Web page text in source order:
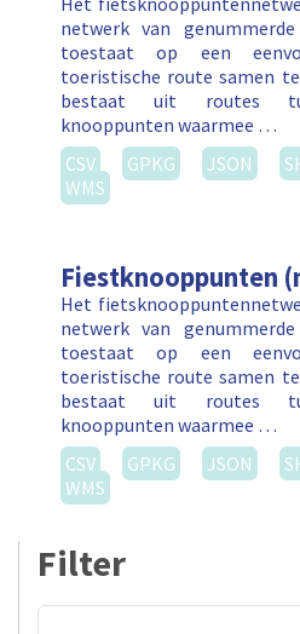
netwerk van
toestaat op een
toeristische route samen
bestaat uit routes
knooppunten waarmee …
CSV
GPKG JSON
WMS
Fiestknooppunten
Het
netwerk van
toestaat op een
toeristische route samen
bestaat uit routes
knooppunten waarmee …
CSV
GPKG JSON
WMS
Filter